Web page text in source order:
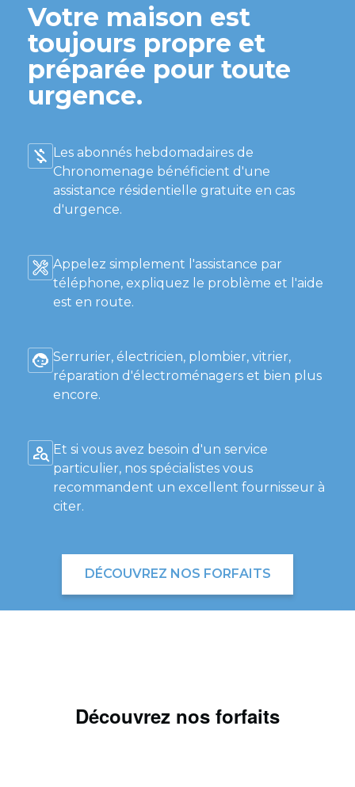
Votre maison est
toujours propre et
préparée pour toute
urgence.
Les abonnés hebdomadaires de
Chronomenage bénéficient d'une
assistance résidentielle gratuite en cas
d'urgence.
Appelez simplement l'assistance par
téléphone, expliquez le problème et l'aide
est en route.
Serrurier, électricien, plombier, vitrier,
réparation d'électroménagers et bien plus
encore.
Et si vous avez besoin d'un service
particulier, nos spécialistes vous
recommandent un excellent fournisseur à
citer.
DÉCOUVREZ NOS FORFAITS
Découvrez nos forfaits